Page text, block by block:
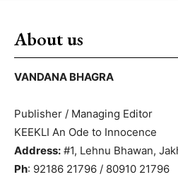
About us
VANDANA BHAGRA
Publisher / Managing Editor
KEEKLI An Ode to Innocence
Address: #1, Lehnu Bhawan,
Ph: 92186 21796 / 80910 21796